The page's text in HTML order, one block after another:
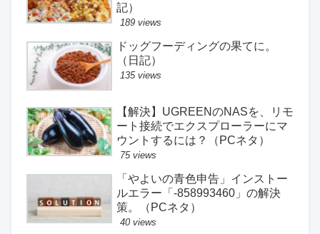
記）
189 views
ドッグフーディングの果てに。
（日記）
135 views
【解決】UGREENのNASを、リモ
ート接続でエクスプローラーにマ
ウントするには？（PCネタ）
75 views
「やよいの青色申告」インストー
ルエラー「-858993460」の解決
策。（PCネタ）
40 views